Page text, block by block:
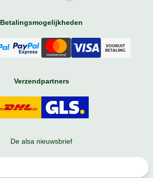
Betalingsmogelijkheden
Verzendpartners
De alsa nieuwsbrief